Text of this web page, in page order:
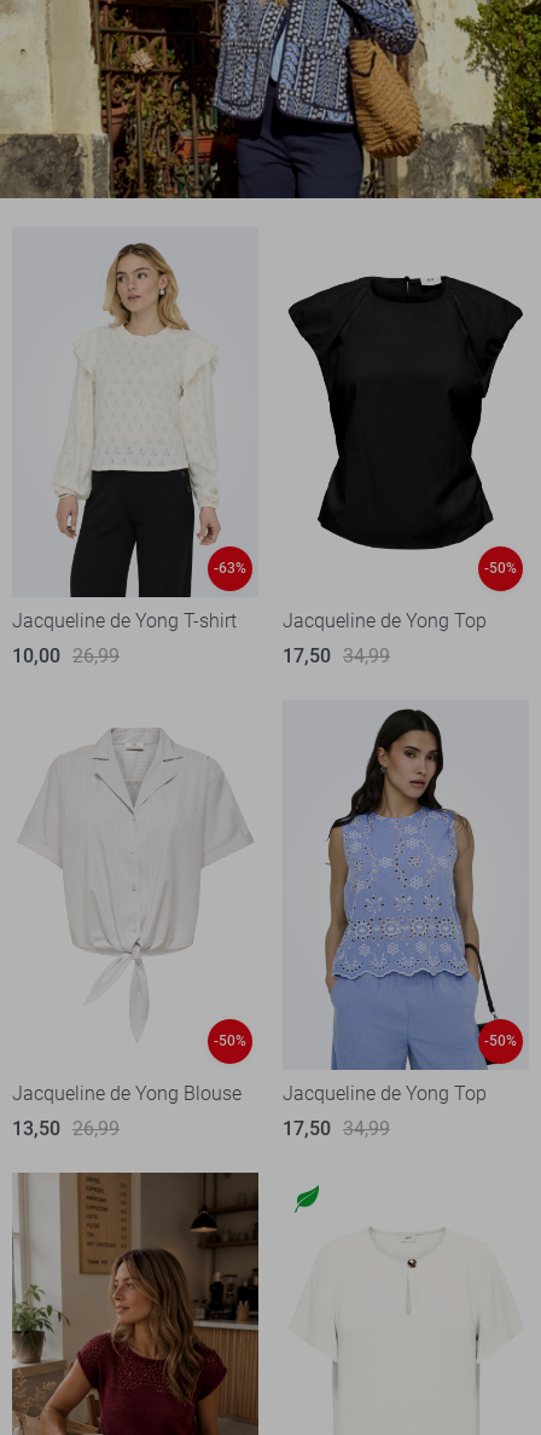
-63%
Jacqueline de Yong T-shirt
10,00 26,99
-50%
Jacqueline de Yong Top
17,50 34,99
-50%
Jacqueline de Yong Blouse
13,50 26,99
-50%
Jacqueline de Yong Top
17,50 34,99